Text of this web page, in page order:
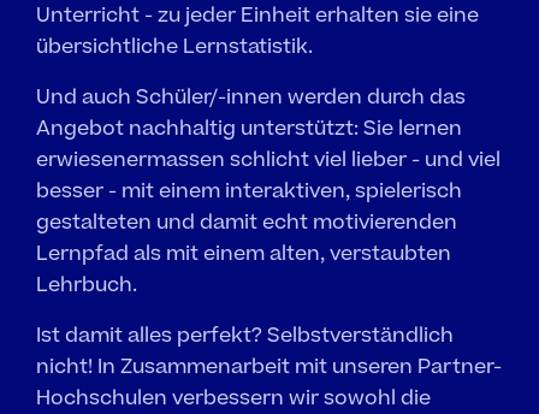
Unterricht - zu jeder Einheit erhalten sie eine
übersichtliche Lernstatistik.
Und auch Schüler/-innen werden durch das
Angebot nachhaltig unterstützt: Sie lernen
erwiesenermassen schlicht viel lieber - und viel
besser - mit einem interaktiven, spielerisch
gestalteten und damit echt motivierenden
Lernpfad als mit einem alten, verstaubten
Lehrbuch.
Ist damit alles perfekt? Selbstverständlich
nicht! In Zusammenarbeit mit unseren Partner-
Hochschulen verbessern wir sowohl die